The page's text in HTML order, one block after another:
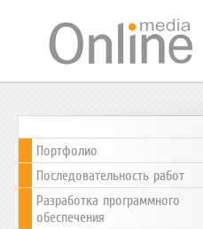
Портфолио
Последовательность работ
Разработка программного
обеспечения